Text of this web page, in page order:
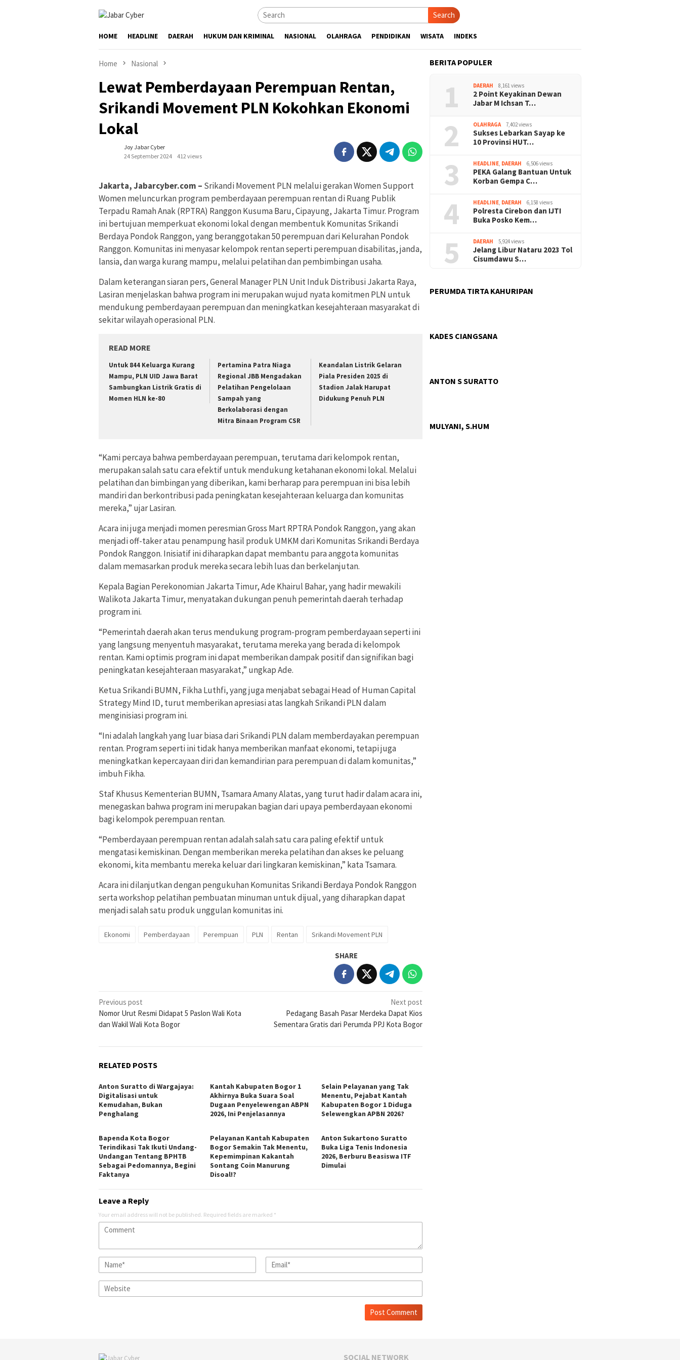
Search
HOME HEADLINE DAERAH HUKUM DAN KRIMINAL NASIONAL OLAHRAGA PENDIDIKAN WISATA INDEKS
Home Nasional
Lewat Pemberdayaan Perempuan Rentan,
Srikandi Movement PLN Kokohkan Ekonomi
Lokal
Joy Jabar Cyber
24 September 2024
412 views
Jakarta, Jabarcyber.com – Srikandi Movement PLN melalui gerakan Women Support
Women meluncurkan program pemberdayaan perempuan rentan di Ruang Publik
Terpadu Ramah Anak (RPTRA) Ranggon Kusuma Baru, Cipayung, Jakarta Timur. Program
ini bertujuan memperkuat ekonomi lokal dengan membentuk Komunitas Srikandi
Berdaya Pondok Ranggon, yang beranggotakan 50 perempuan dari Kelurahan Pondok
Ranggon. Komunitas ini menyasar kelompok rentan seperti perempuan disabilitas, janda,
lansia, dan warga kurang mampu, melalui pelatihan dan pembimbingan usaha.
Dalam keterangan siaran pers, General Manager PLN Unit Induk Distribusi Jakarta Raya,
Lasiran menjelaskan bahwa program ini merupakan wujud nyata komitmen PLN untuk
mendukung pemberdayaan perempuan dan meningkatkan kesejahteraan masyarakat di
sekitar wilayah operasional PLN.
READ MORE
Untuk 844 Keluarga Kurang
Mampu, PLN UID Jawa Barat
Sambungkan Listrik Gratis di
Momen HLN ke-80
Pertamina Patra Niaga
Regional JBB Mengadakan
Pelatihan Pengelolaan
Sampah yang
Berkolaborasi dengan
Mitra Binaan Program CSR
Keandalan Listrik Gelaran
Piala Presiden 2025 di
Stadion Jalak Harupat
Didukung Penuh PLN
“Kami percaya bahwa pemberdayaan perempuan, terutama dari kelompok rentan,
merupakan salah satu cara efektif untuk mendukung ketahanan ekonomi lokal. Melalui
pelatihan dan bimbingan yang diberikan, kami berharap para perempuan ini bisa lebih
mandiri dan berkontribusi pada peningkatan kesejahteraan keluarga dan komunitas
mereka,” ujar Lasiran.
Acara ini juga menjadi momen peresmian Gross Mart RPTRA Pondok Ranggon, yang akan
menjadi off-taker atau penampung hasil produk UMKM dari Komunitas Srikandi Berdaya
Pondok Ranggon. Inisiatif ini diharapkan dapat membantu para anggota komunitas
dalam memasarkan produk mereka secara lebih luas dan berkelanjutan.
Kepala Bagian Perekonomian Jakarta Timur, Ade Khairul Bahar, yang hadir mewakili
Walikota Jakarta Timur, menyatakan dukungan penuh pemerintah daerah terhadap
program ini.
“Pemerintah daerah akan terus mendukung program-program pemberdayaan seperti ini
yang langsung menyentuh masyarakat, terutama mereka yang berada di kelompok
rentan. Kami optimis program ini dapat memberikan dampak positif dan signifikan bagi
peningkatan kesejahteraan masyarakat,” ungkap Ade.
Ketua Srikandi BUMN, Fikha Luthfi, yang juga menjabat sebagai Head of Human Capital
Strategy Mind ID, turut memberikan apresiasi atas langkah Srikandi PLN dalam
menginisiasi program ini.
“Ini adalah langkah yang luar biasa dari Srikandi PLN dalam memberdayakan perempuan
rentan. Program seperti ini tidak hanya memberikan manfaat ekonomi, tetapi juga
meningkatkan kepercayaan diri dan kemandirian para perempuan di dalam komunitas,”
imbuh Fikha.
Staf Khusus Kementerian BUMN, Tsamara Amany Alatas, yang turut hadir dalam acara ini,
menegaskan bahwa program ini merupakan bagian dari upaya pemberdayaan ekonomi
bagi kelompok perempuan rentan.
“Pemberdayaan perempuan rentan adalah salah satu cara paling efektif untuk
mengatasi kemiskinan. Dengan memberikan mereka pelatihan dan akses ke peluang
ekonomi, kita membantu mereka keluar dari lingkaran kemiskinan,” kata Tsamara.
Acara ini dilanjutkan dengan pengukuhan Komunitas Srikandi Berdaya Pondok Ranggon
serta workshop pelatihan pembuatan minuman untuk dijual, yang diharapkan dapat
menjadi salah satu produk unggulan komunitas ini.
Ekonomi Pemberdayaan Perempuan PLN Rentan Srikandi Movement PLN
SHARE
Post
navigation
Previous post
Nomor Urut Resmi Didapat 5 Paslon Wali Kota
dan Wakil Wali Kota Bogor
Next post
Pedagang Basah Pasar Merdeka Dapat Kios
Sementara Gratis dari Perumda PPJ Kota Bogor
RELATED POSTS
Anton Suratto di Wargajaya:
Digitalisasi untuk
Kemudahan, Bukan
Penghalang
Kantah Kabupaten Bogor 1
Akhirnya Buka Suara Soal
Dugaan Penyelewengan ABPN
2026, Ini Penjelasannya
Selain Pelayanan yang Tak
Menentu, Pejabat Kantah
Kabupaten Bogor 1 Diduga
Selewengkan APBN 2026?
Bapenda Kota Bogor
Terindikasi Tak Ikuti Undang-
Undangan Tentang BPHTB
Sebagai Pedomannya, Begini
Faktanya
Pelayanan Kantah Kabupaten
Bogor Semakin Tak Menentu,
Kepemimpinan Kakantah
Sontang Coin Manurung
Disoal!?
Anton Sukartono Suratto
Buka Liga Tenis Indonesia
2026, Berburu Beasiswa ITF
Dimulai
Leave a Reply
Your email address will not be published. Required fields are marked *
BERITA POPULER
1 DAERAH 8,161 views
2 Point Keyakinan Dewan
Jabar M Ichsan T…
2 OLAHRAGA 7,402 views
Sukses Lebarkan Sayap ke
10 Provinsi HUT…
3 HEADLINE, DAERAH 6,506 views
PEKA Galang Bantuan Untuk
Korban Gempa C…
4 HEADLINE, DAERAH 6,158 views
Polresta Cirebon dan IJTI
Buka Posko Kem…
5 DAERAH 5,924 views
Jelang Libur Nataru 2023 Tol
Cisumdawu S…
PERUMDA TIRTA KAHURIPAN
KADES CIANGSANA
ANTON S SURATTO
MULYANI, S.HUM
SOCIAL NETWORK